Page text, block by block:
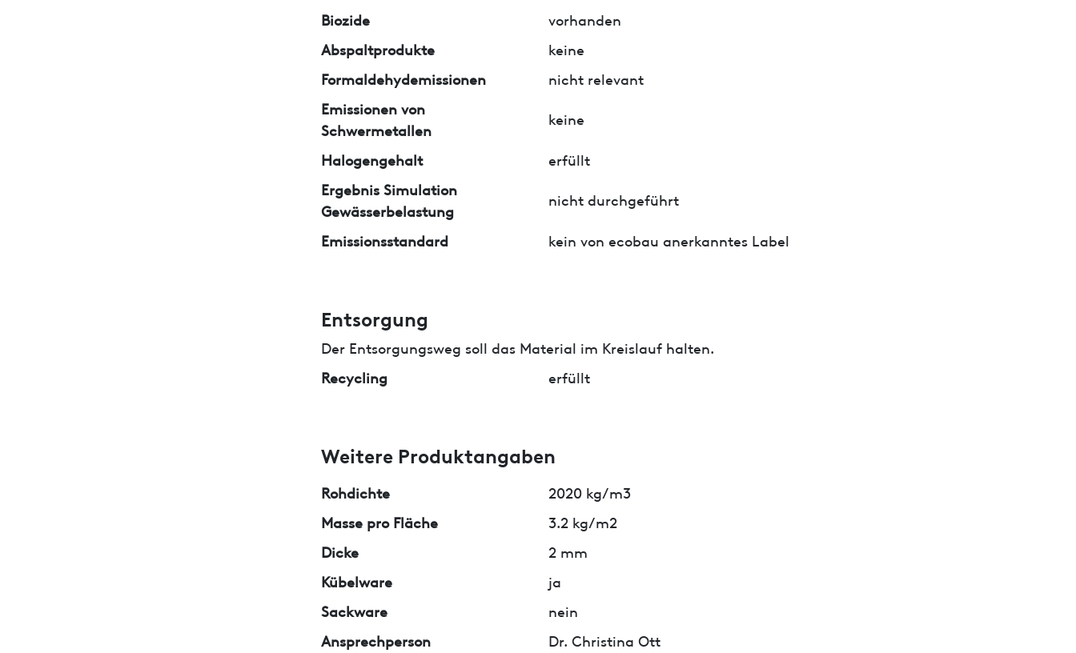
Biozide
vorhanden
Abspaltprodukte
keine
Formaldehydemissionen
nicht relevant
Emissionen von
Schwermetallen
keine
Halogengehalt
erfüllt
Ergebnis Simulation
Gewässerbelastung
nicht durchgeführt
Emissionsstandard kein von ecobau anerkanntes Label
Entsorgung
Der Entsorgungsweg soll das Material im Kreislauf halten.
Recycling
erfüllt
Weitere Produktangaben
Rohdichte
2020 kg/m3
Masse pro Fläche
3.2 kg/m2
Dicke
2 mm
Kübelware
ja
Sackware
nein
Ansprechperson
Dr. Christina Ott